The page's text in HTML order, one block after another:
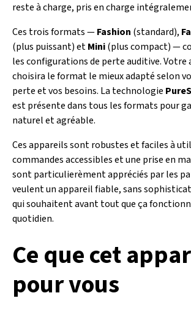
reste à charge, pris en charge
Ces trois formats —Fashion (standard),
(plus puissant) etMini(plus compact) —
les configurations de perte auditive.
choisira le format le mieux adapté selon
perte et vos besoins. La technologie
est présente dans tous les formats pour
naturel et agréable.
Ces appareils sont robustes et faciles à
commandes accessibles et une prise en
sont particulierèment appréciés par les
veulent un appareil fiable, sans
qui souhaitent avant tout que ça
quotidien.
Ce que cet
pour vous